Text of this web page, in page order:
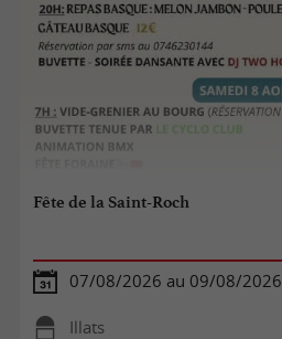
Fête de la Saint-Roch
07/08/2026 au 09/08/2026
Illats